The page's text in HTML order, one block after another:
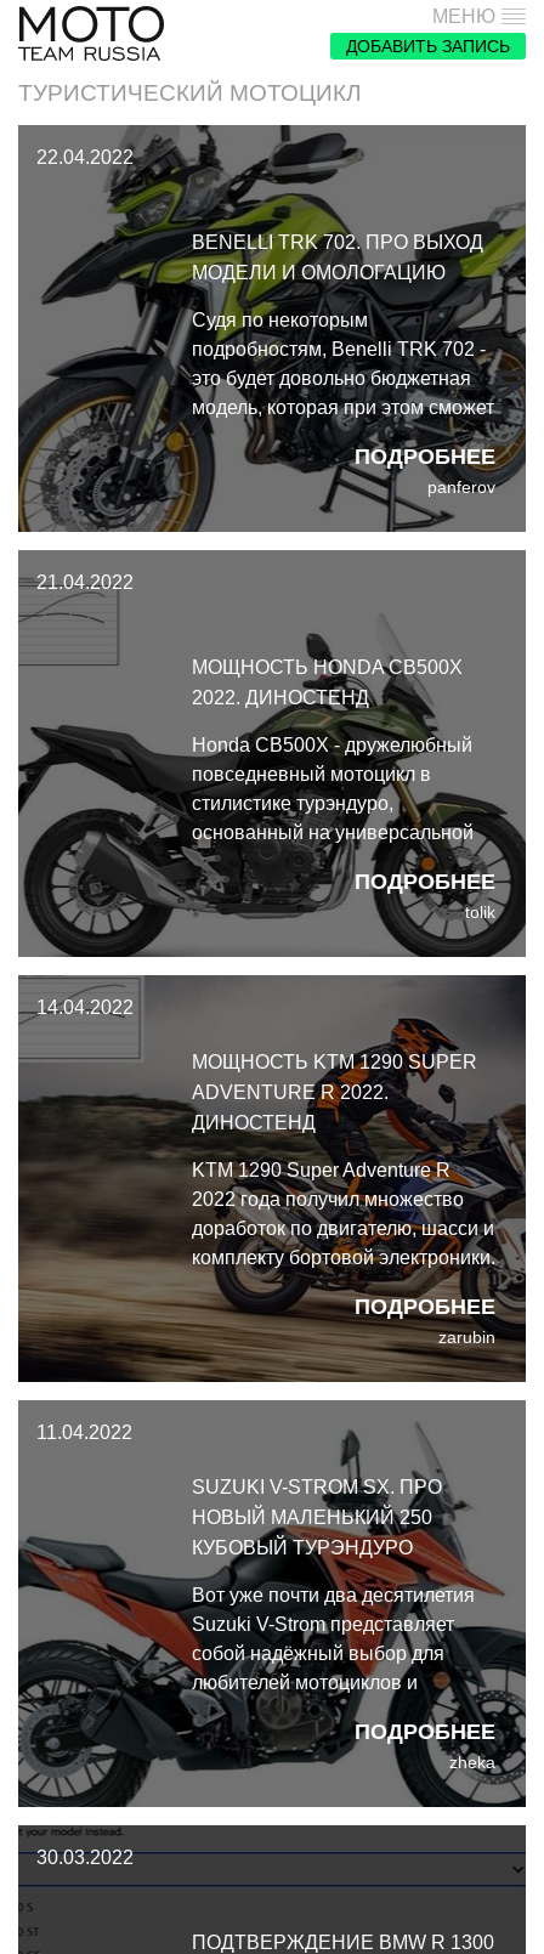
МЕНЮ
ДОБАВИТЬ ЗАПИСЬ
ТУРИСТИЧЕСКИЙ МОТОЦИКЛ
22.04.2022
BENELLI TRK 702. ПРО ВЫХОД
МОДЕЛИ И ОМОЛОГАЦИЮ
ПОДРОБНЕЕ
Судя по некоторым
подробностям, Benelli TRK 702 -
это будет довольно бюджетная
модель, которая при этом сможет
похвастаться неплохими
компонентами.
panferov
21.04.2022
МОЩНОСТЬ HONDA CB500X
2022. ДИНОСТЕНД
ПОДРОБНЕЕ
Honda CB500X - дружелюбный
повседневный мотоцикл в
стилистике турэндуро,
основанный на универсальной
среднекубатурной платформе
японского бренда.
tolik
14.04.2022
МОЩНОСТЬ KTM 1290 SUPER
ADVENTURE R 2022.
ДИНОСТЕНД
ПОДРОБНЕЕ
KTM 1290 Super Adventure R
2022 года получил множество
доработок по двигателю, шасси и
комплекту бортовой электроники.
zarubin
11.04.2022
SUZUKI V-STROM SX. ПРО
НОВЫЙ МАЛЕНЬКИЙ 250
КУБОВЫЙ ТУРЭНДУРО
ПОДРОБНЕЕ
Вот уже почти два десятилетия
Suzuki V-Strom представляет
собой надёжный выбор для
любителей мотоциклов и
приключений в пути.
zheka
30.03.2022
ПОДТВЕРЖДЕНИЕ BMW R 1300